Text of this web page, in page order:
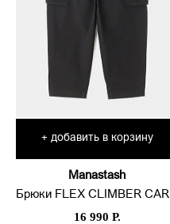
+ добавить в корзину
Manastash
Брюки FLEX CLIMBER CARGO
16 990 Р.